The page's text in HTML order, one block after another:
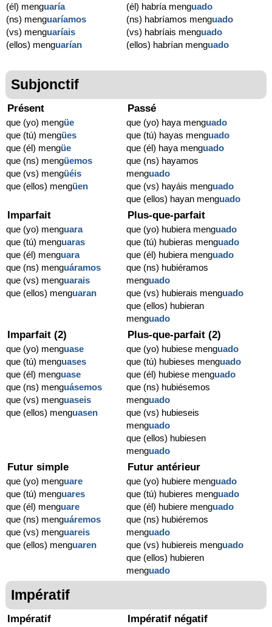
(él) menguaría
(ns) menguaríamos
(vs) menguaríais
(ellos) menguarían
(él) habría menguado
(ns) habríamos menguado
(vs) habríais menguado
(ellos) habrían menguado
Subjonctif
Présent
que (yo) mengüe
que (tú) mengües
que (él) mengüe
que (ns) mengüemos
que (vs) mengüéis
que (ellos) mengüen
Passé
que (yo) haya menguado
que (tú) hayas menguado
que (él) haya menguado
que (ns) hayamos
menguado
que (vs) hayáis menguado
que (ellos) hayan menguado
Imparfait
que (yo) menguara
que (tú) menguaras
que (él) menguara
que (ns) menguáramos
que (vs) menguarais
que (ellos) menguaran
Plus-que-parfait
que (yo) hubiera menguado
que (tú) hubieras menguado
que (él) hubiera menguado
que (ns) hubiéramos
menguado
que (vs) hubierais menguado
que (ellos) hubieran
menguado
Imparfait (2)
que (yo) menguase
que (tú) menguases
que (él) menguase
que (ns) menguásemos
que (vs) menguaseis
que (ellos) menguasen
Plus-que-parfait (2)
que (yo) hubiese menguado
que (tú) hubieses menguado
que (él) hubiese menguado
que (ns) hubiésemos
menguado
que (vs) hubieseis
menguado
que (ellos) hubiesen
menguado
Futur simple
que (yo) menguare
que (tú) menguares
que (él) menguare
que (ns) menguáremos
que (vs) menguareis
que (ellos) menguaren
Futur antérieur
que (yo) hubiere menguado
que (tú) hubieres menguado
que (él) hubiere menguado
que (ns) hubiéremos
menguado
que (vs) hubiereis menguado
que (ellos) hubieren
menguado
Impératif
Impératif Impératif négatif